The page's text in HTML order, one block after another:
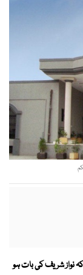
نواز شریف کی بات ہو